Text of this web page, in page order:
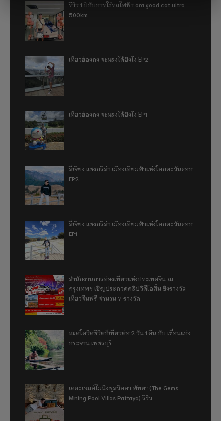
รีวิว 1 ปีกับการใช้รถไฟฟ้า ora good cat ultra
500km
เที่ยวฮ่องกง จะหลงได้ยังไง EP2
เที่ยวฮ่องกง จะหลงได้ยังไง EP1
ลี่เจียง แชงกรีล่า เมืองเทียมฟ้าแห่งโลกตะวันออก
EP2
ลี่เจียง แชงกรีล่า เมืองเทียมฟ้าแห่งโลกตะวันออก
EP1
สำนักงานการท่องเที่ยวแห่งประเทศจีน ณ
กรุงเทพฯ เชิญประกวดคลิปวิดีโอสั้น ชิงรางวัล
เที่ยวจีนฟรี จำนวน 7 รางวัล
หมดโควิดชีวิตก็เที่ยวต่อ 2 วัน 1 คืน กับ เขื่อนแก่ง
กระจาน เพชรบุรี
เดอะเจมส์ไมนิงพูลวิลลา พัทยา (The Gems
Mining Pool Villas Pattaya) รีวิว